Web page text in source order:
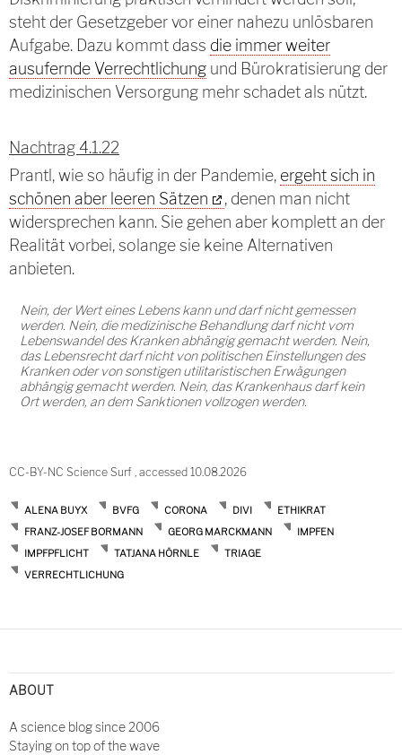
steht der Gesetzgeber vor einer nahezu unlösbaren
Aufgabe. Dazu kommt dass die immer weiter
ausufernde Verrechtlichung und Bürokratisierung der
medizinischen Versorgung mehr schadet als nützt.
Nachtrag 4.1.22
Prantl, wie so häufig in der Pandemie, ergeht sich in
schönen aber leeren Sätzen
, denen man nicht
widersprechen kann. Sie gehen aber komplett an der
Realität vorbei, solange sie keine Alternativen
anbieten.
Nein, der Wert eines Lebens kann und darf nicht gemessen
werden. Nein, die medizinische Behandlung darf nicht vom
Lebenswandel des Kranken abhängig gemacht werden. Nein,
das Lebensrecht darf nicht von politischen Einstellungen des
Kranken oder von sonstigen utilitaristischen Erwägungen
abhängig gemacht werden. Nein, das Krankenhaus darf kein
Ort werden, an dem Sanktionen vollzogen werden.
CC-BY-NC Science Surf , accessed 10.08.2026
ALENA BUYX BVFG CORONA DIVI
ETHIKRAT
FRANZ-JOSEF BORMANN
GEORG MARCKMANN
IMPFEN
IMPFPFLICHT
TATJANA HÖRNLE
TRIAGE
VERRECHTLICHUNG
navigation
ABOUT
A science blog since 2006
Staying on top of the wave